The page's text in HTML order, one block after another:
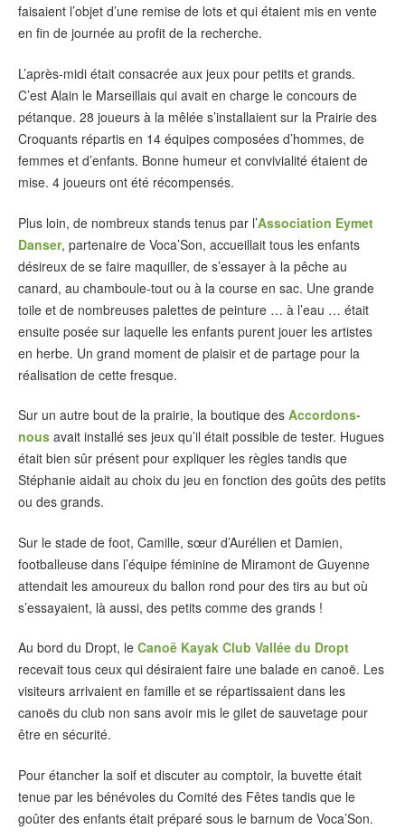
faisaient l’objet d’une remise de lots et qui étaient mis en vente
en fin de journée au profit de la recherche.
L’après-midi était consacrée aux jeux pour petits et grands.
C’est Alain le Marseillais qui avait en charge le concours de
pétanque. 28 joueurs à la mêlée s’installaient sur la Prairie des
Croquants répartis en 14 équipes composées d’hommes, de
femmes et d’enfants. Bonne humeur et convivialité étaient de
mise. 4 joueurs ont été récompensés.
Plus loin, de nombreux stands tenus par l’Association Eymet
Danser, partenaire de Voca’Son, accueillait tous les enfants
désireux de se faire maquiller, de s’essayer à la pêche au
canard, au chamboule-tout ou à la course en sac. Une grande
toile et de nombreuses palettes de peinture … à l’eau … était
ensuite posée sur laquelle les enfants purent jouer les artistes
en herbe. Un grand moment de plaisir et de partage pour la
réalisation de cette fresque.
Sur un autre bout de la prairie, la boutique des Accordons-
nous avait installé ses jeux qu’il était possible de tester. Hugues
était bien sûr présent pour expliquer les règles tandis que
Stéphanie aidait au choix du jeu en fonction des goûts des petits
ou des grands.
Sur le stade de foot, Camille, sœur d’Aurélien et Damien,
footballeuse dans l’équipe féminine de Miramont de Guyenne
attendait les amoureux du ballon rond pour des tirs au but où
s’essayaient, là aussi, des petits comme des grands !
Au bord du Dropt, le Canoë Kayak Club Vallée du Dropt
recevait tous ceux qui désiraient faire une balade en canoë. Les
visiteurs arrivaient en famille et se répartissaient dans les
canoës du club non sans avoir mis le gilet de sauvetage pour
être en sécurité.
Pour étancher la soif et discuter au comptoir, la buvette était
tenue par les bénévoles du Comité des Fêtes tandis que le
goûter des enfants était préparé sous le barnum de Voca’Son.